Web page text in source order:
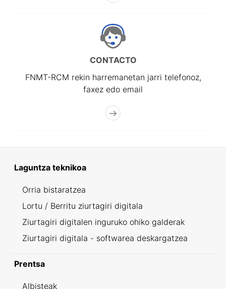
CONTACTO
FNMT-RCM rekin harremanetan jarri telefonoz,
faxez edo email
Laguntza teknikoa
Orria bistaratzea
Lortu / Berritu ziurtagiri digitala
Ziurtagiri digitalen inguruko ohiko galderak
Ziurtagiri digitala - softwarea deskargatzea
Prentsa
Albisteak